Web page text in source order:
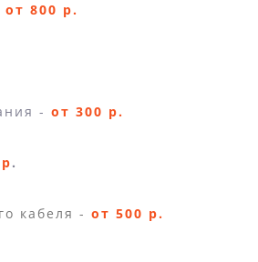
от 800 р.
- от 300 р.
.
кабеля - от 500 р.